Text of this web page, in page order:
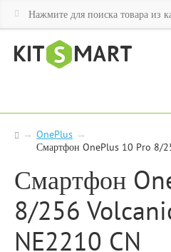
→ OnePlus →
Смартфон OnePlus 10 Pro 8/
Смартфон
8/256
NE2210 CN